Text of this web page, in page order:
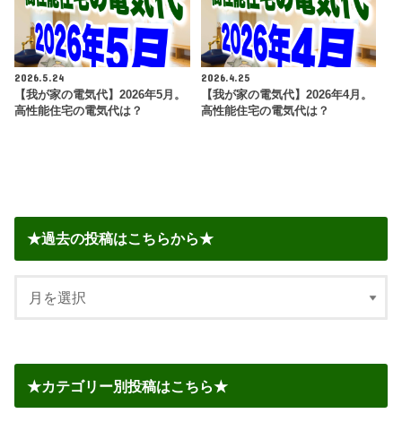
2026.5.24
【我が家の電気代】2026年5月。
高性能住宅の電気代は？
2026.4.25
【我が家の電気代】2026年4月。
高性能住宅の電気代は？
★過去の投稿はこちらから★
★カテゴリー別投稿はこちら★